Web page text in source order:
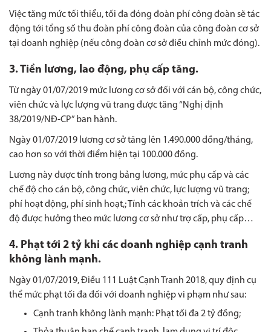
Việc tăng mức tối thiểu, tối đa đóng đoàn phí công đoàn sẽ tác
động tới tổng số thu đoàn phí công đoàn của công đoàn cơ sở
tại doanh nghiệp (nếu công đoàn cơ sở điều chỉnh mức đóng).
3. Tiền lương, lao động, phụ cấp tăng.
Từ ngày 01/07/2019 mức lương cơ sở đối với cán bộ, công chức,
viên chức và lực lượng vũ trang được tăng “Nghị định
38/2019/NĐ-CP” ban hành.
Ngày 01/07/2019 lương cơ sở tăng lên 1.490.000 đồng/tháng,
cao hơn so với thời điểm hiện tại 100.000 đồng.
Lương này được tính trong bảng lương, mức phụ cấp và các
chế độ cho cán bộ, công chức, viên chức, lực lượng vũ trang;
phí hoạt động, phí sinh hoạt,; Tính các khoản trích và các chế
độ được hưởng theo mức lương cơ sở như trợ cấp, phụ cấp…
4. Phạt tới 2 tỷ khi các doanh nghiệp cạnh tranh
không lành mạnh.
Ngày 01/07/2019, Điều 111 Luật Cạnh Tranh 2018, quy định cụ
thể mức phạt tối đa đối với doanh nghiệp vi phạm như sau:
Cạnh tranh không lành mạnh: Phạt tối đa 2 tỷ đồng;